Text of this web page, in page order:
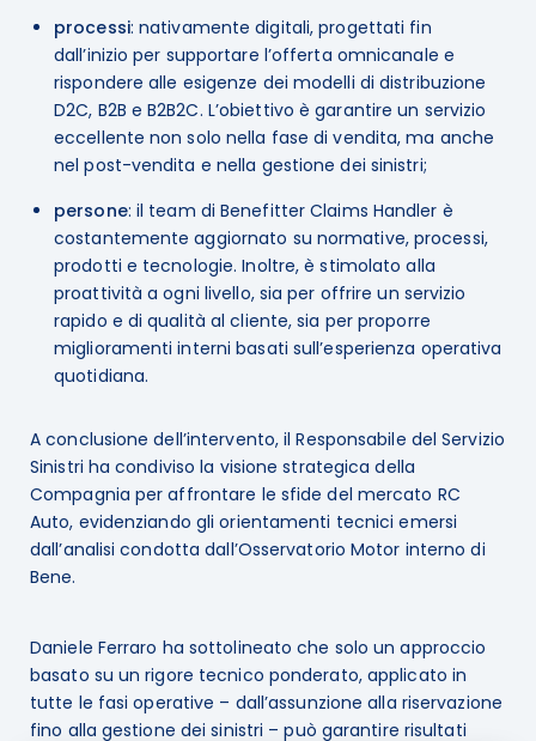
processi: nativamente digitali, progettati fin
dall’inizio per supportare l’offerta omnicanale e
rispondere alle esigenze dei modelli di distribuzione
D2C, B2B e B2B2C. L’obiettivo è garantire un servizio
eccellente non solo nella fase di vendita, ma anche
nel post-vendita e nella gestione dei sinistri;
persone: il team di Benefitter Claims Handler è
costantemente aggiornato su normative, processi,
prodotti e tecnologie. Inoltre, è stimolato alla
proattività a ogni livello, sia per offrire un servizio
rapido e di qualità al cliente, sia per proporre
miglioramenti interni basati sull’esperienza operativa
quotidiana.
A conclusione dell’intervento, il Responsabile del Servizio
Sinistri ha condiviso la visione strategica della
Compagnia per affrontare le sfide del mercato RC
Auto, evidenziando gli orientamenti tecnici emersi
dall’analisi condotta dall’Osservatorio Motor interno di
Bene.
Daniele Ferraro ha sottolineato che solo un approccio
basato su un rigore tecnico ponderato, applicato in
tutte le fasi operative – dall’assunzione alla riservazione
fino alla gestione dei sinistri – può garantire risultati